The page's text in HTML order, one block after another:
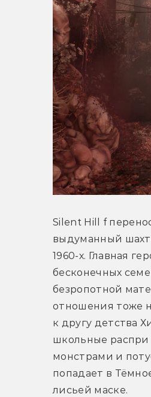
Silent Hill f
выдуманный
1960-х. Главная
бесконечных
безропотной
отношения тоже
к другу детства
школьные распри
монстрами и
попадает в
лисьей маске.